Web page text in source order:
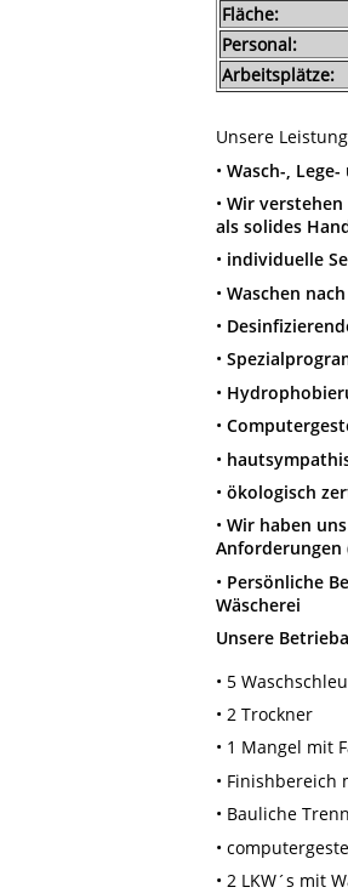
Fläche:
Personal:
Arbeitsplätze:
Unsere
• Wasch-,
• Wir
als solides
• individuelle
• Waschen
•
•
•
•
•
• ökologisch
• Wir haben
Anforderungen
• Persönliche
Wäscherei
Unsere
• 5
• 2 Trockner
• 1 Mangel mit
• Finishbereich
• Bauliche
•
• 2 LKW´s mit